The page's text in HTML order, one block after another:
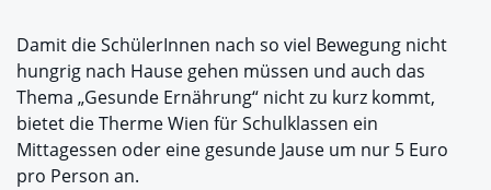
Damit die SchülerInnen nach so viel Bewegung nicht
hungrig nach Hause gehen müssen und auch das
Thema „Gesunde Ernährung“ nicht zu kurz kommt,
bietet die Therme Wien für Schulklassen ein
Mittagessen oder eine gesunde Jause um nur 5 Euro
pro Person an.